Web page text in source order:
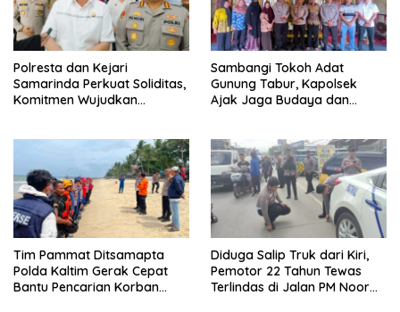
Polresta dan Kejari
Samarinda Perkuat Soliditas,
Komitmen Wujudkan
Sambangi Tokoh Adat
Gunung Tabur, Kapolsek
Ajak Jaga Budaya dan
Tim Pammat Ditsamapta
Polda Kaltim Gerak Cepat
Bantu Pencarian Korban
Diduga Salip Truk dari Kiri,
Pemotor 22 Tahun Tewas
Terlindas di Jalan PM Noor